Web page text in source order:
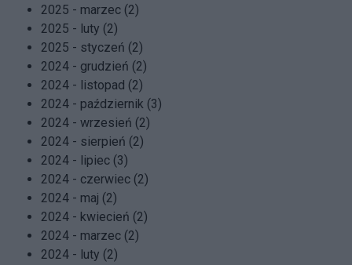
2025 - marzec (2)
2025 - luty (2)
2025 - styczeń (2)
2024 - grudzień (2)
2024 - listopad (2)
2024 - październik (3)
2024 - wrzesień (2)
2024 - sierpień (2)
2024 - lipiec (3)
2024 - czerwiec (2)
2024 - maj (2)
2024 - kwiecień (2)
2024 - marzec (2)
2024 - luty (2)